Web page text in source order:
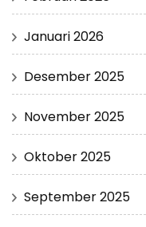
Januari 2026
Desember 2025
November 2025
Oktober 2025
September 2025